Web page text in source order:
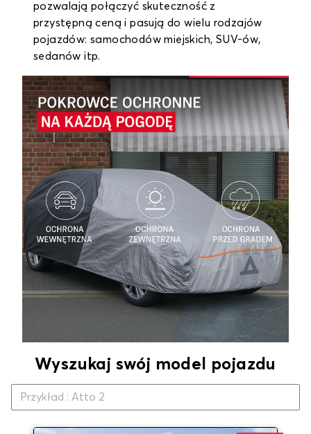
pozwalają połączyć skuteczność z
przystępną ceną i pasują do wielu rodzajów
pojazdów: samochodów miejskich, SUV-ów,
sedanów itp.
Wyszukaj swój model pojazdu